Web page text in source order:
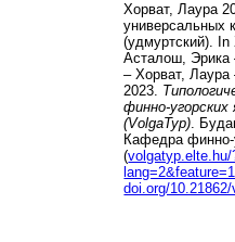
Хорват, Лаура
универсальных
(удмуртский).
Асталош, Эрика
– Хорват, Лаура
2023.
финно-
(VolgaTyp).
Кафедра финно-
(volgatyp.elte.hu/
doi.org/